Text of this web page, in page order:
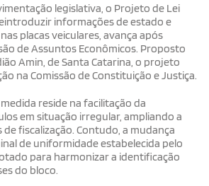
legislativa, o Projeto de Lei
informações de estado e
placas veiculares, avança após
de Assuntos Econômicos. Proposto
Amin, de Santa Catarina, o projeto
na Comissão de Constituição e Justiça.
reside na facilitação da
em situação irregular, ampliando a
fiscalização. Contudo, a mudança
de uniformidade estabelecida pelo
para harmonizar a identificação
do bloco.